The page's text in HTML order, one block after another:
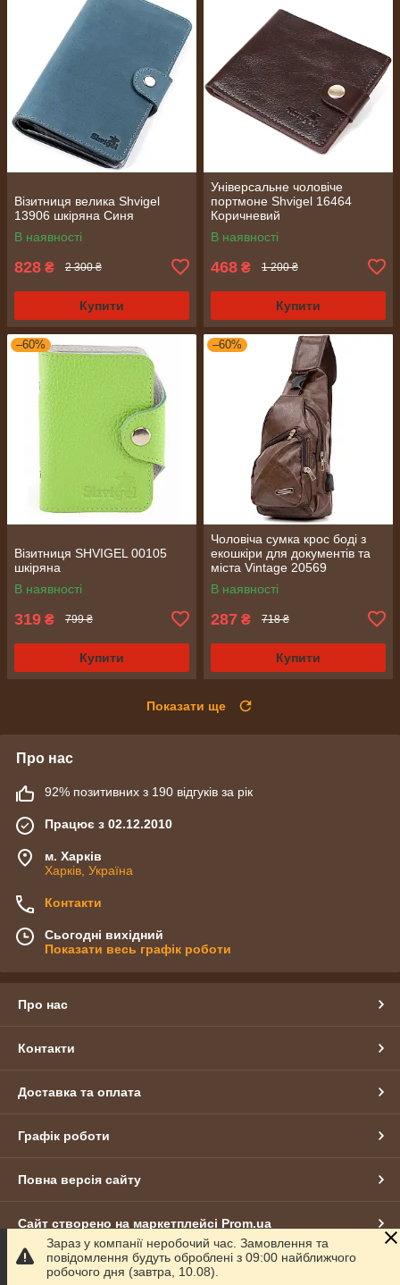
Візитниця велика Shvigel
13906 шкіряна Синя
В наявності
828 ₴ 2 300 ₴
Купити
Універсальне чоловіче
портмоне Shvigel 16464
Коричневий
В наявності
468 ₴ 1 200 ₴
Купити
–60%
Візитниця SHVIGEL 00105
шкіряна
В наявності
319 ₴ 799 ₴
Купити
–60%
Чоловіча сумка крос боді з
екошкіри для документів та
міста Vintage 20569
Коричнева
В наявності
287 ₴ 718 ₴
Купити
Показати ще
Про нас
92% позитивних з 190 відгуків за рік
Працює з 02.12.2010
м. Харків
Харків, Україна
Контакти
Сьогодні вихідний
Показати весь графік роботи
Про нас
Контакти
Доставка та оплата
Графік роботи
Повна версія сайту
Сайт створено на маркетплейсі Prom.ua
Політика конфіденційності
Зараз у компанії неробочий час. Замовлення та
повідомлення будуть оброблені з 09:00 найближчого
робочого дня (завтра, 10.08).